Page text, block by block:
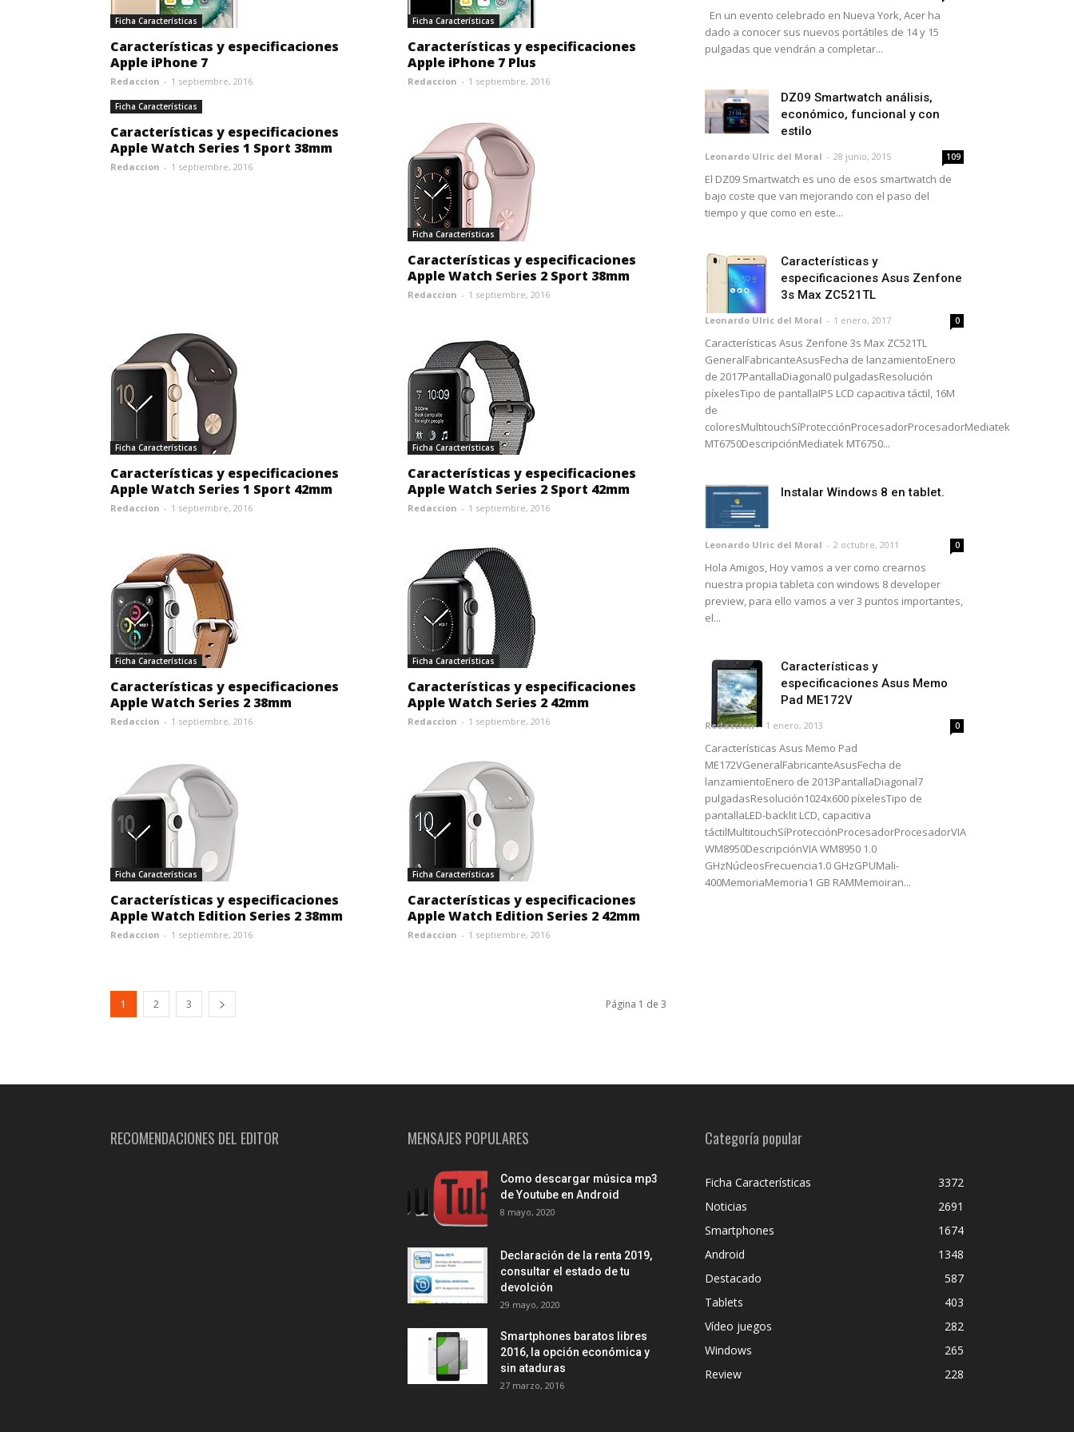
Ficha Características
Características y especificaciones
Apple iPhone 7
Redaccion - 1 septiembre, 2016
Ficha Características
Características y especificaciones
Apple iPhone 7 Plus
Redaccion - 1 septiembre, 2016
Ficha Características
Características y especificaciones
Apple Watch Series 1 Sport 38mm
Redaccion - 1 septiembre, 2016
Ficha Características
Características y especificaciones
Apple Watch Series 2 Sport 38mm
Redaccion - 1 septiembre, 2016
Ficha Características
Características y especificaciones
Apple Watch Series 1 Sport 42mm
Redaccion - 1 septiembre, 2016
Ficha Características
Características y especificaciones
Apple Watch Series 2 Sport 42mm
Redaccion - 1 septiembre, 2016
Ficha Características
Características y especificaciones
Apple Watch Series 2 38mm
Redaccion - 1 septiembre, 2016
Ficha Características
Características y especificaciones
Apple Watch Series 2 42mm
Redaccion - 1 septiembre, 2016
Ficha Características
Características y especificaciones
Apple Watch Edition Series 2 38mm
Redaccion - 1 septiembre, 2016
Ficha Características
Características y especificaciones
Apple Watch Edition Series 2 42mm
Redaccion - 1 septiembre, 2016
1 2 3 Página 1 de 3
En un evento celebrado en Nueva York, Acer ha
dado a conocer sus nuevos portátiles de 14 y 15
pulgadas que vendrán a completar...
DZ09 Smartwatch análisis,
económico, funcional y con
estilo
Leonardo Ulric del Moral - 28 junio, 2015 109
El DZ09 Smartwatch es uno de esos smartwatch de
bajo coste que van mejorando con el paso del
tiempo y que como en este...
Características y
especificaciones Asus Zenfone
3s Max ZC521TL
Leonardo Ulric del Moral - 1 enero, 2017 0
Características Asus Zenfone 3s Max ZC521TL
GeneralFabricanteAsusFecha de lanzamientoEnero
de 2017PantallaDiagonal0 pulgadasResolución
píxelesTipo de pantallaIPS LCD capacitiva táctil, 16M
de
coloresMultitouchSíProtecciónProcesadorProcesadorMediatek
MT6750DescripciónMediatek MT6750...
Instalar Windows 8 en tablet.
Leonardo Ulric del Moral - 2 octubre, 2011 0
Hola Amigos, Hoy vamos a ver como crearnos
nuestra propia tableta con windows 8 developer
preview, para ello vamos a ver 3 puntos importantes,
el...
Características y
especificaciones Asus Memo
Pad ME172V
Redaccion - 1 enero, 2013 0
Características Asus Memo Pad
ME172VGeneralFabricanteAsusFecha de
lanzamientoEnero de 2013PantallaDiagonal7
pulgadasResolución1024x600 píxelesTipo de
pantallaLED-backlit LCD, capacitiva
táctilMultitouchSíProtecciónProcesadorProcesadorVIA
WM8950DescripciónVIA WM8950 1.0
GHzNúcleosFrecuencia1.0 GHzGPUMali-
400MemoriaMemoria1 GB RAMMemoiran...
RECOMENDACIONES DEL EDITOR MENSAJES POPULARES
Como descargar música mp3
de Youtube en Android
8 mayo, 2020
Declaración de la renta 2019,
consultar el estado de tu
devolción
29 mayo, 2020
Smartphones baratos libres
2016, la opción económica y
sin ataduras
27 marzo, 2016
Categoría popular
Ficha Características
3372
Noticias
2691
Smartphones
1674
Android
1348
Destacado
587
Tablets
403
Vídeo juegos
282
Windows
265
Review
228